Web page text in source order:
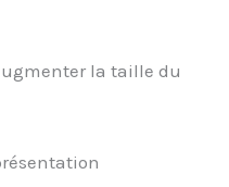
la taille du